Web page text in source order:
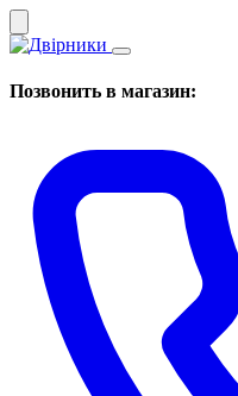
Позвонить в магазин: